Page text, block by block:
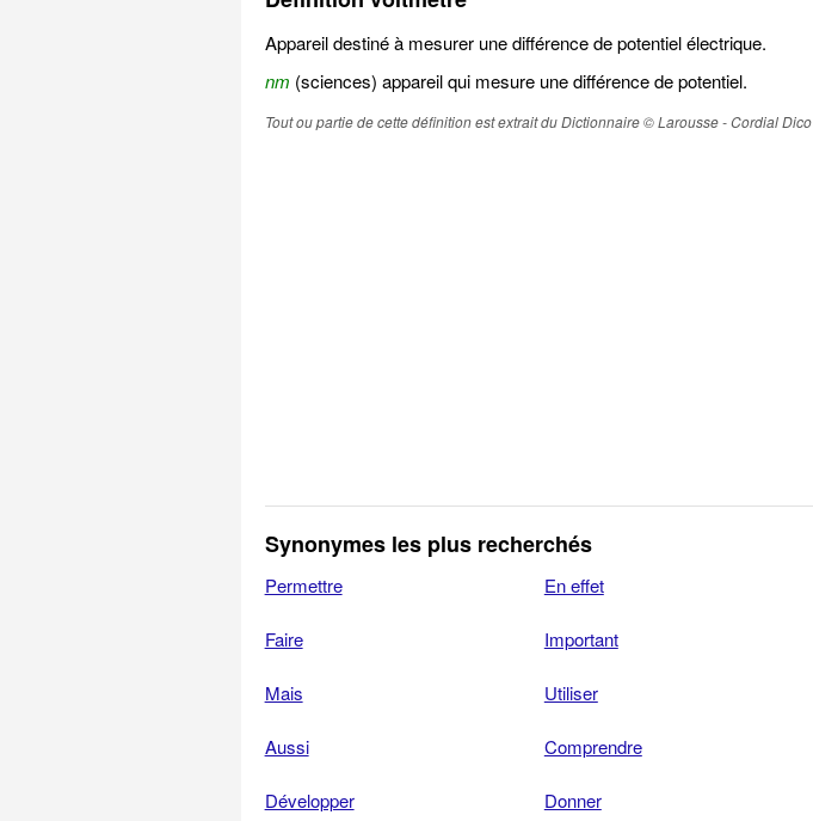
Appareil destiné à mesurer une différence de potentiel électrique.
nm (sciences) appareil qui mesure une différence de potentiel.
Tout ou partie de cette définition est extrait du Dictionnaire © Larousse - Cordial Dico
Synonymes les plus recherchés
Permettre En effet
Faire Important
Mais Utiliser
Aussi Comprendre
Développer Donner